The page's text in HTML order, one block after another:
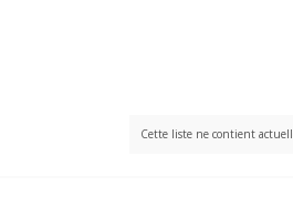
Cette liste ne contient